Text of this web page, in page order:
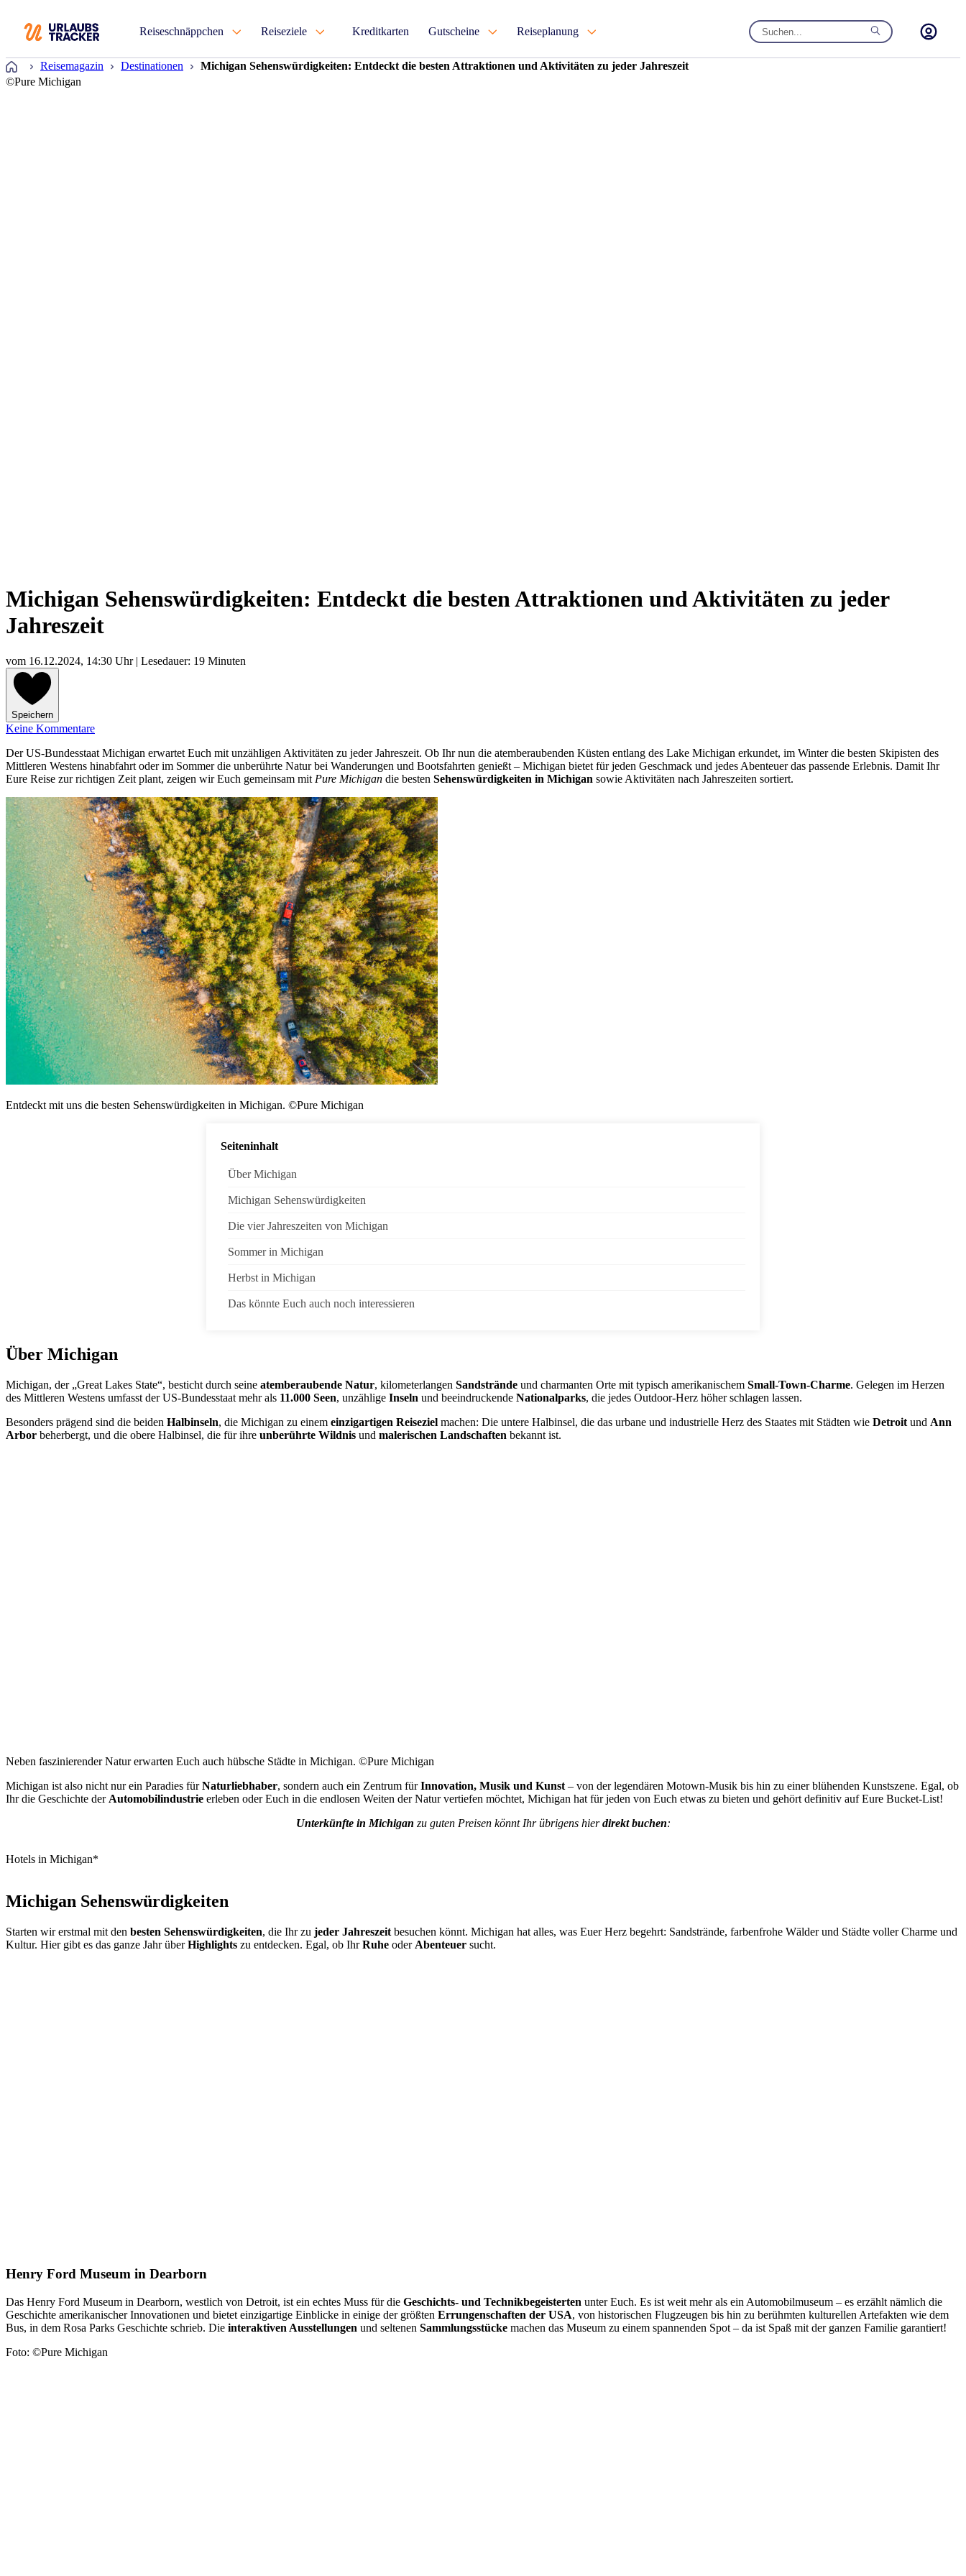
Reiseschnäppchen Reiseziele Kreditkarten Gutscheine Reiseplanung
Startseite
Reisemagazin Destinationen
Michigan Sehenswürdigkeiten: Entdeckt die besten Attraktionen und Aktivitäten zu jeder Jahreszeit
©Pure Michigan
Michigan Sehenswürdigkeiten: Entdeckt die besten Attraktionen und Aktivitäten zu jeder
Jahreszeit
vom 16.12.2024, 14:30 Uhr| Lesedauer: 19 Minuten
Speichern
Keine Kommentare
Der US-Bundesstaat Michigan erwartet Euch mit unzähligen Aktivitäten zu jeder Jahreszeit. Ob Ihr nun die atemberaubenden Küsten entlang des Lake Michigan erkundet, im Winter die besten Skipisten des
Mittleren Westens hinabfahrt oder im Sommer die unberührte Natur bei Wanderungen und Bootsfahrten genießt – Michigan bietet für jeden Geschmack und jedes Abenteuer das passende Erlebnis. Damit Ihr
Eure Reise zur richtigen Zeit plant, zeigen wir Euch gemeinsam mit Pure Michigan die besten Sehenswürdigkeiten in Michigan sowie Aktivitäten nach Jahreszeiten sortiert.
Entdeckt mit uns die besten Sehenswürdigkeiten in Michigan. ©Pure Michigan
Seiteninhalt
Über Michigan
Michigan Sehenswürdigkeiten
Die vier Jahreszeiten von Michigan
Sommer in Michigan
Herbst in Michigan
Das könnte Euch auch noch interessieren
Über Michigan
Michigan, der „Great Lakes State“, besticht durch seine atemberaubende Natur, kilometerlangen Sandstrände und charmanten Orte mit typisch amerikanischem Small-Town-Charme. Gelegen im Herzen
des Mittleren Westens umfasst der US-Bundesstaat mehr als 11.000 Seen, unzählige Inseln und beeindruckende Nationalparks, die jedes Outdoor-Herz höher schlagen lassen.
Besonders prägend sind die beiden Halbinseln, die Michigan zu einem einzigartigen Reiseziel machen: Die untere Halbinsel, die das urbane und industrielle Herz des Staates mit Städten wie Detroit und Ann
Arbor beherbergt, und die obere Halbinsel, die für ihre unberührte Wildnis und malerischen Landschaften bekannt ist.
Neben faszinierender Natur erwarten Euch auch hübsche Städte in Michigan. ©Pure Michigan
Michigan ist also nicht nur ein Paradies fürNaturliebhaber, sondern auch ein Zentrum fürInnovation, Musik und Kunst – von der legendären Motown-Musik bis hin zu einer blühenden Kunstszene. Egal, ob
Ihr die Geschichte der Automobilindustrie erleben oder Euch in die endlosen Weiten der Natur vertiefen möchtet, Michigan hat für jeden von Euch etwas zu bieten und gehört definitiv auf Eure Bucket-List!
Unterkünfte in Michigan zu guten Preisen könnt Ihr übrigens hierdirekt buchen:
Hotels in Michigan*
Michigan Sehenswürdigkeiten
Starten wir erstmal mit den besten Sehenswürdigkeiten, die Ihr zu jeder Jahreszeit besuchen könnt. Michigan hat alles, was Euer Herz begehrt: Sandstrände, farbenfrohe Wälder und Städte voller Charme und
Kultur. Hier gibt es das ganze Jahr überHighlights zu entdecken. Egal, ob IhrRuhe oder Abenteuer sucht.
Henry Ford Museum in Dearborn
Das Henry Ford Museum in Dearborn, westlich von Detroit, ist ein echtes Muss für die Geschichts- und Technikbegeisterten unter Euch. Es ist weit mehr als ein Automobilmuseum – es erzählt nämlich die
Geschichte amerikanischer Innovationen und bietet einzigartige Einblicke in einige der größten Errungenschaften der USA, von historischen Flugzeugen bis hin zu berühmten kulturellen Artefakten wie dem
Bus, in dem Rosa Parks Geschichte schrieb. Die interaktiven Ausstellungen und seltenen Sammlungsstücke machen das Museum zu einem spannenden Spot – da ist Spaß mit der ganzen Familie garantiert!
Foto: ©Pure Michigan